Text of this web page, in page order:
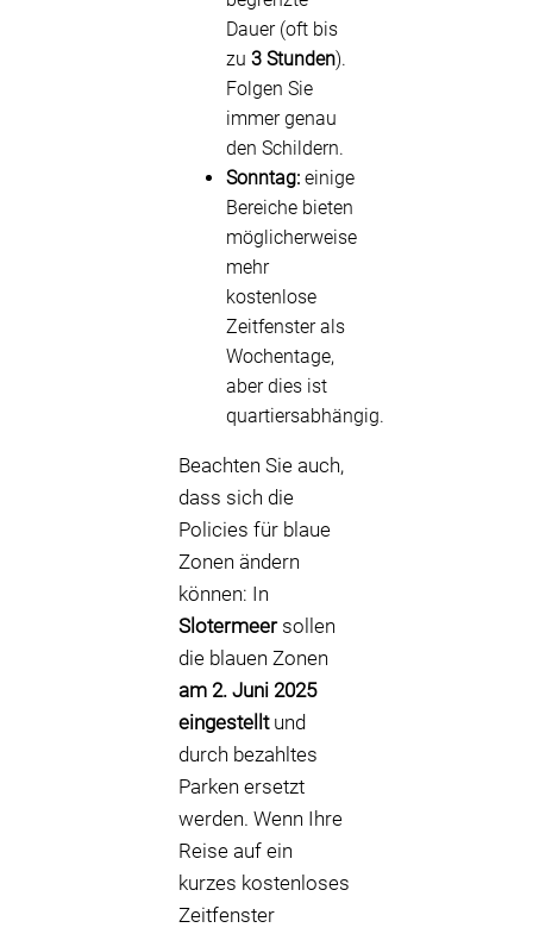
Dauer (oft bis
zu 3 Stunden).
Folgen Sie
immer genau
den Schildern.
Sonntag: einige
Bereiche bieten
möglicherweise
mehr
kostenlose
Zeitfenster als
Wochentage,
aber dies ist
quartiersabhängig.
Beachten Sie auch,
dass sich die
Policies für blaue
Zonen ändern
können: In
Slotermeersollen
die blauen Zonen
am 2. Juni 2025
eingestelltund
durch bezahltes
Parken ersetzt
werden. Wenn Ihre
Reise auf ein
kurzes kostenloses
Zeitfenster